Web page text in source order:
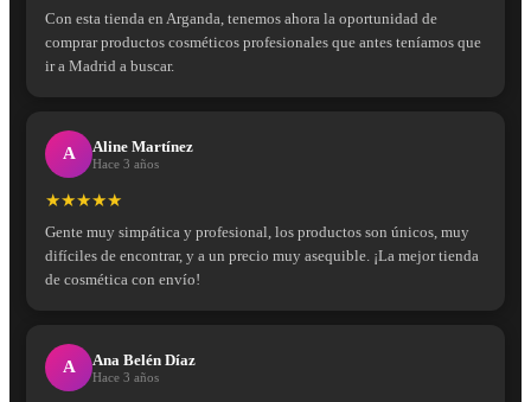
Con esta tienda en Arganda, tenemos ahora la oportunidad de
comprar productos cosméticos profesionales que antes teníamos que
ir a Madrid a buscar.
A Aline Martínez
Hace 3 años
★★★★★
Gente muy simpática y profesional, los productos son únicos, muy
difíciles de encontrar, y a un precio muy asequible. ¡La mejor tienda
de cosmética con envío!
A Ana Belén Díaz
Hace 3 años